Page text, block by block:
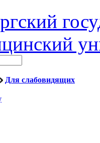
Для слабовидящих